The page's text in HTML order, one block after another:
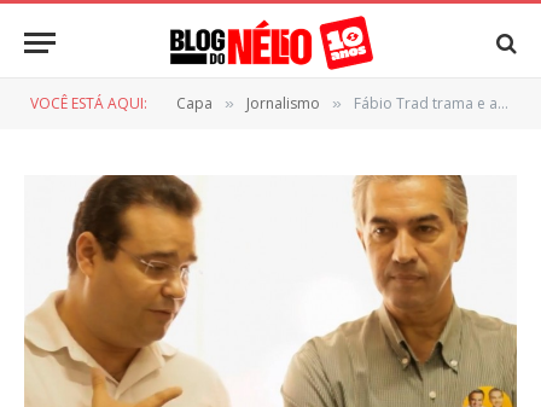
VOCÊ ESTÁ AQUI: Capa » Jornalismo » Fábio Trad trama e ataca a OAB/MS e tenta reunir advogados contra Reinaldo a quem apoiou publicamente